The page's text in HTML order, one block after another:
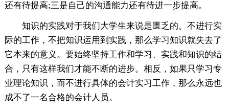
还有待提高;三是自己的沟通能力还有待进一步提高。
知识的实践对于我们大学生来说是匮乏的。不进行实
际的工作，不把知识运用到实践，那么学习知识就失去了
它本来的意义。要始终坚持工作和学习、实践和知识的结
合，只有这样我们才能不断的进步。相反，如果只学习专
业理论知识，而不进行具体的会计实习工作，那么永远也
成不了一名合格的会计人员。